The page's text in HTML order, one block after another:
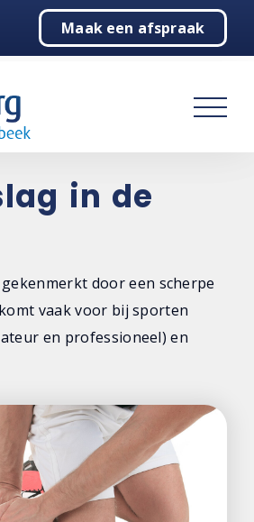
Maak een afspraak
in de
door een scherpe
vaak voor bij sporten
en professioneel) en